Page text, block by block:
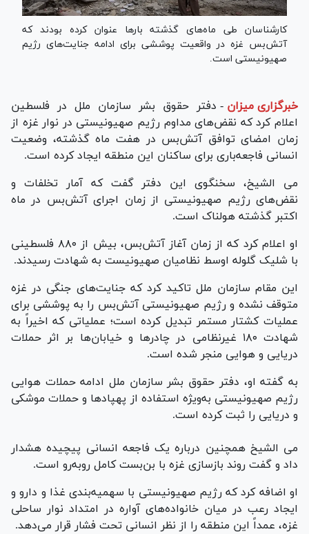
کارشناسان طی ماه‌های گذشته بارها عنوان کرده بودند که
آتش‌بس غزه در واقعیت پوششی برای ادامه جنایت‌های رژیم
صهیونیستی است.
خبرگزاری میزان - دفتر حقوق بشر سازمان ملل در فلسطین
اعلام کرد که نقض‌های مداوم رژیم صهیونیستی در نوار غزه از
زمان امضای توافق آتش‌بس در هفت ماه گذشته، وضعیت
انسانی فاجعه‌باری برای ساکنان این منطقه ایجاد کرده است.
می الشیخ، سخنگوی این دفتر گفت که آمار تخلفات و
نقض‌های رژیم صهیونیستی از زمان اجرای آتش‌بس در ماه
اکتبر گذشته هولناک است.
او اعلام کرد که از زمان آغاز آتش‌بس، بیش از ۸۸۰ فلسطینی
با شلیک گلوله اوسط نظامیان صهیونیست به شهادت رسیدند.
این مقام سازمان ملل تاکید کرد که جنایت‌های جنگی در غزه
متوقف نشده و رژیم صهیونیستی آتش‌بس را به پوششی برای
عملیات کشتار مستمر تبدیل کرده است؛ عملیاتی که اخیراً به
شهادت ۱۸۰ غیرنظامی در چادر‌ها و خیابان‌ها بر اثر حملات
دریایی و هوایی منجر شده است.
به گفته او، دفتر حقوق بشر سازمان ملل ادامه حملات هوایی
رژیم صهیونیستی به‌ویژه استفاده از پهپاد‌ها و حملات موشکی
و دریایی را ثبت کرده است.
می‌ الشیخ همچنین درباره یک فاجعه انسانی پیچیده هشدار
داد و گفت روند بازسازی غزه با بن‌بست کامل روبه‌رو است.
او اضافه کرد که رژیم صهیونیستی با سهمیه‌بندی غذا و دارو و
ایجاد رعب در میان خانواده‌های آواره در امتداد نوار ساحلی
غزه، عمداً این منطقه را از نظر انسانی تحت فشار قرار می‌دهد.